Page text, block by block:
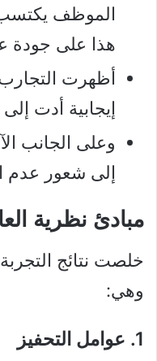
الموظف يكتسب
هذا على جودة
أظهرت
إيجابية أدت
وعلى الجانب
إلى شعور عدم
مبادئ نظرية
خلصت نتائج
وهي:
1. عوامل التحفيز